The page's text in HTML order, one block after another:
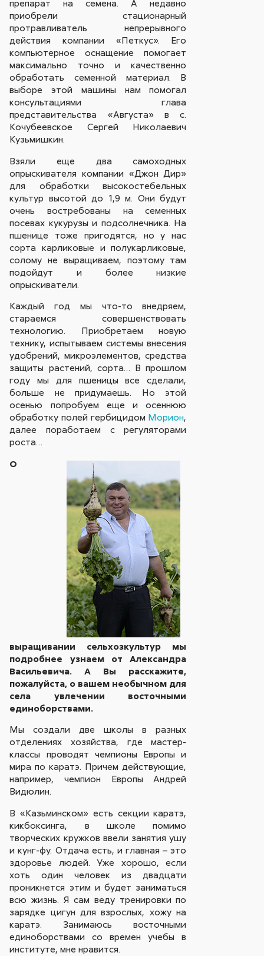
препарат на семена. А недавно
приобрели стационарный
протравливатель непрерывного
действия компании «Петкус». Его
компьютерное оснащение помогает
максимально точно и качественно
обработать семенной материал. В
выборе этой машины нам помогал
консультациями глава
представительства «Августа» в с.
Кочубеевское Сергей Николаевич
Кузьмишкин.
Взяли еще два самоходных
опрыскивателя компании «Джон Дир»
для обработки высокостебельных
культур высотой до 1,9 м. Они будут
очень востребованы на семенных
посевах кукурузы и подсолнечника. На
пшенице тоже пригодятся, но у нас
сорта карликовые и полукарликовые,
солому не выращиваем, поэтому там
подойдут и более низкие
опрыскиватели.
Каждый год мы что-то внедряем,
стараемся совершенствовать
технологию. Приобретаем новую
технику, испытываем системы внесения
удобрений, микроэлементов, средства
защиты растений, сорта… В прошлом
году мы для пшеницы все сделали,
больше не придумаешь. Но этой
осенью попробуем еще и осеннюю
обработку полей гербицидом Морион,
далее поработаем с регуляторами
роста…
О
выращивании сельхозкультур мы
подробнее узнаем от Александра
Васильевича. А Вы расскажите,
пожалуйста, о вашем необычном для
села увлечении восточными
единоборствами.
Мы создали две школы в разных
отделениях хозяйства, где мастер-
классы проводят чемпионы Европы и
мира по каратэ. Причем действующие,
например, чемпион Европы Андрей
Видюлин.
В «Казьминском» есть секции каратэ,
кикбоксинга, в школе помимо
творческих кружков ввели занятия ушу
и кунг-фу. Отдача есть, и главная – это
здоровье людей. Уже хорошо, если
хоть один человек из двадцати
проникнется этим и будет заниматься
всю жизнь. Я сам веду тренировки по
зарядке цигун для взрослых, хожу на
каратэ. Занимаюсь восточными
единоборствами со времен учебы в
институте, мне нравится.